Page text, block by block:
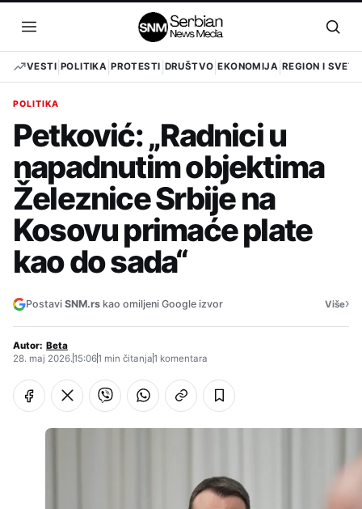
sadržaj
Otvori
meni
VESTI POLITIKA PROTESTI DRUŠTVO EKONOMIJA REGION I SVET
POLITIKA
Petković: „Radnici u
napadnutim objektima
Železnice Srbije na
Kosovu primaće plate
kao do sada“
Postavi SNM.rs kao omiljeni Google izvor Više›
Autor: Beta
28. maj 2026.15:061 min čitanja1 komentara